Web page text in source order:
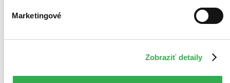
Marketingové
Zobraziť detaily